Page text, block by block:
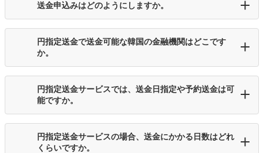
送金申込みはどのようにしますか。
円指定送金で送金可能な韓国の金融機関はどこです
か。
円指定送金サービスでは、送金日指定や予約送金は可
能ですか。
円指定送金サービスの場合、送金にかかる日数はどれ
くらいですか。